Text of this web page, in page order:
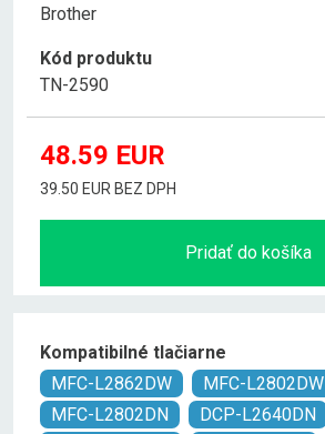
Brother
Kód produktu
TN-2590
48.59 EUR
39.50 EUR BEZ DPH
Pridať do košíka
Kompatibilné tlačiarne
MFC-L2862DW
MFC-L2802DW
MFC-L2802DN
DCP-L2640DN